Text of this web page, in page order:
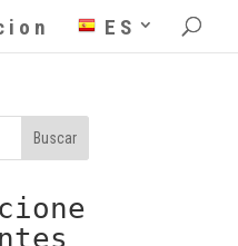
ES
Buscar